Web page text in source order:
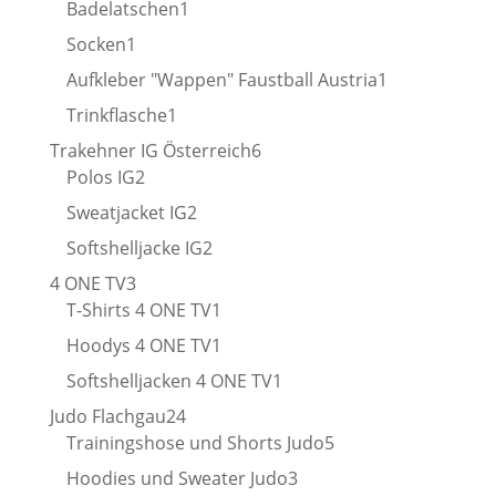
Badelatschen1
Socken1
Produkt
Aufkleber "Wappen" Faustball Austria1
Trinkflasche1
Produkt
Trakehner IG Österreich66
Polos IG22
Produkte
Sweatjacket IG22
Produkte
Softshelljacke IG22
4 ONE TV33
Produkte
T-Shirts 4 ONE TV1
Hoodys 4 ONE TV1
Produkt
Softshelljacken 4 ONE TV1
Judo Flachgau2424
Produkte
Trainingshose und Shorts Judo55
Hoodies und Sweater Judo33